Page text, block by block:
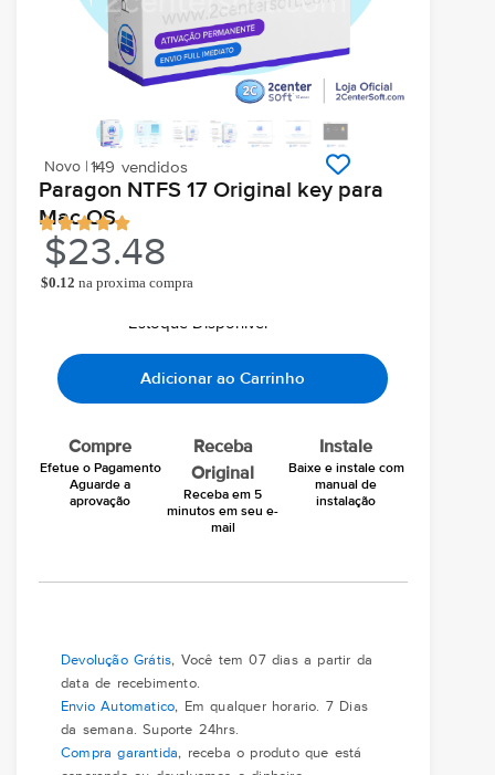
Novo | +149 vendidos
Paragon NTFS 17 Original key para
Mac OS
$23.48
Chegará grátis hojeEm seu email
Ao comprar você ganha
Estoque Disponivel
Devolução Grátis, Você tem 07 dias a partir da
data de recebimento.
Envio Automatico, Em qualquer horario. 7 Dias
da semana. Suporte 24hrs.
Compra garantida, receba o produto que está
$0.12 na proxima compra
Adicionar ao Carrinho
Compre
Efetue o Pagamento
Aguarde a
aprovação
Receba
Original
Receba em 5
minutos em seu e-
mail
Instale
Baixe e instale com
manual de
instalação